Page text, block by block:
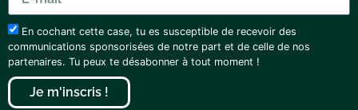
En cochant cette case, tu es susceptible de recevoir des
communications sponsorisées de notre part et de celle de nos
partenaires. Tu peux te désabonner à tout moment !
Je m'inscris !